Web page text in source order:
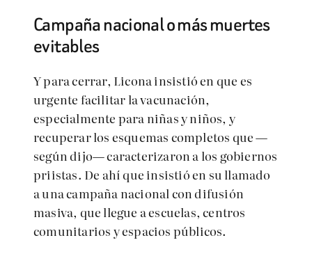
Campaña nacional o más muertes
evitables
Y para cerrar, Licona insistió en que es
urgente facilitar la vacunación,
especialmente para niñas y niños, y
recuperar los esquemas completos que —
según dijo— caracterizaron a los gobiernos
priistas. De ahí que insistió en su llamado
a una campaña nacional con difusión
masiva, que llegue a escuelas, centros
comunitarios y espacios públicos.